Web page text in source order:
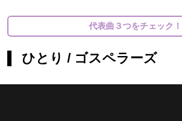
代表曲３つをチェック！
ひとり / ゴスペラーズ